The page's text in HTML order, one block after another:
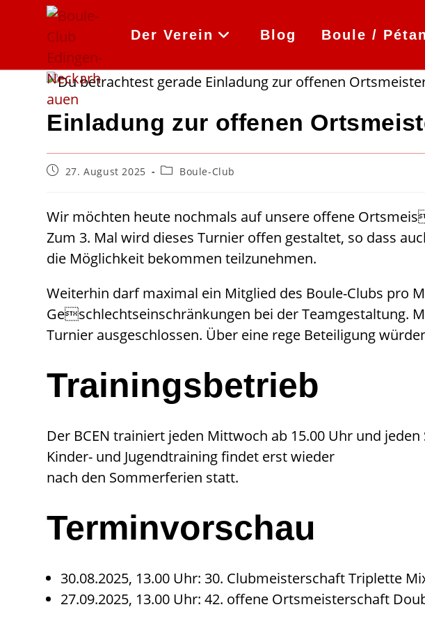
Der Verein Blog Boule /
Einladung zur offenen
Beitrag27. August 2025
Beitrags-
Boule-Club
Wir möchten heute nochmals auf unsere offene
Zum 3. Mal wird dieses Turnier offen gestaltet, so dass
die Möglichkeit bekommen teilzunehmen.
Weiterhin darf maximal ein Mitglied des Boule-Clubs pro
Geschlechtseinschränkungen bei der Teamgestaltung.
Turnier ausgeschlossen. Über eine rege Beteiligung
Trainingsbetrieb
Der BCEN trainiert jeden Mittwoch ab 15.00 Uhr und
Kinder- und Jugendtraining findet erst wieder
nach den Sommerferien statt.
Terminvorschau
30.08.2025, 13.00 Uhr: 30. Clubmeisterschaft Triplette
27.09.2025, 13.00 Uhr: 42. offene Ortsmeisterschaft